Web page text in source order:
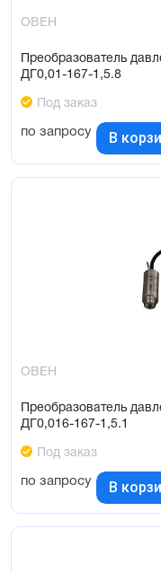
ОВЕН
Преобразователь
ДГ0,01-167-1,5.8
Под заказ
по запросу В
ОВЕН
Преобразователь
ДГ0,016-167-1,5.1
Под заказ
по запросу В